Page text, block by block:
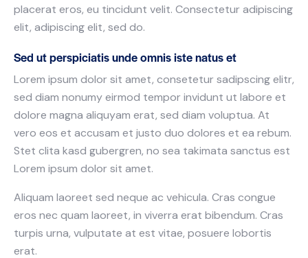
placerat eros, eu tincidunt velit. Consectetur adipiscing
elit, adipiscing elit, sed do.
Sed ut perspiciatis unde omnis iste natus et
Lorem ipsum dolor sit amet, consetetur sadipscing elitr,
sed diam nonumy eirmod tempor invidunt ut labore et
dolore magna aliquyam erat, sed diam voluptua. At
vero eos et accusam et justo duo dolores et ea rebum.
Stet clita kasd gubergren, no sea takimata sanctus est
Lorem ipsum dolor sit amet.
Aliquam laoreet sed neque ac vehicula. Cras congue
eros nec quam laoreet, in viverra erat bibendum. Cras
turpis urna, vulputate at est vitae, posuere lobortis
erat.